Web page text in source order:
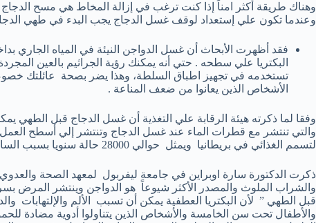
وهناك طريقة أكثر امناً إذا كنت ترغب في إزالة المخاط هي مسح
وعندما تكون علي إستعداد لوقف غسل الدجاج يجب البدء في طهي
فقد أظهرت الأبحاث أن غسل الدواجن النيئة في المياه الجاري
البكتريا علي سطحه . حتي أنه يمكنك رؤية الجراثيم بالعين
تستخدمه في تجهيز اطباق السلطة، وهذا يضر بصحة عائلتك
الأشخاص الذين يعانوا من ضعف المناعة .
وفقا لما ذكرته هيئة الرقابة علي التغذية أن غسل الدجاج قبل الطهي
والتي تنتشر مع قطرات الماء عند غسل الدجاج وتنتشر إلي أسطح العمل
لتسمم الغذائي في بريطانيا ويمثل حوالي 28000 حالة سنويا بسبب السالمونيلا .
ذكرت الدكتورة سارة اوبراين في جامعة ليفربول لمعهد الصحة
والشراب الملوث والمصدر الأكثر شيوعاً هو الدواجن وينتشر المرض
قبل الطهي ” لأن البكتريا العطفية يمكن أن تسبب الألم والإلتهابات
والأطفال تحت سن الخامسة والأشخاص الذين يتناولوا أدوية مضادة